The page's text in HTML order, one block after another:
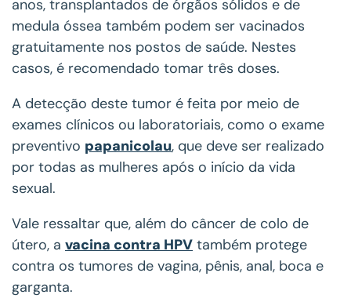
anos, transplantados de órgãos sólidos e de
medula óssea também podem ser vacinados
gratuitamente nos postos de saúde. Nestes
casos, é recomendado tomar três doses.
A detecção deste tumor é feita por meio de
exames clínicos ou laboratoriais, como o exame
preventivo papanicolau, que deve ser realizado
por todas as mulheres após o início da vida
sexual.
Vale ressaltar que, além do câncer de colo de
útero, a vacina contra HPV também protege
contra os tumores de vagina, pênis, anal, boca e
garganta.